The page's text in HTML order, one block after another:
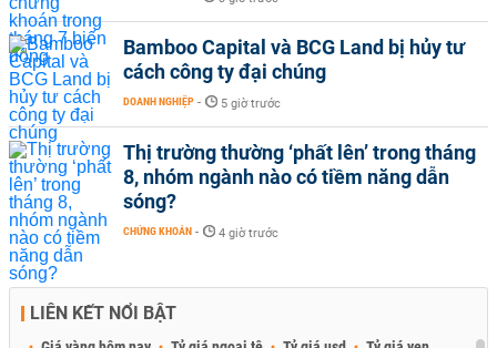
Bamboo Capital và BCG Land bị hủy tư
cách công ty đại chúng
DOANH NGHIỆP - 5 giờ trước
Thị trường thường ‘phất lên’ trong tháng
8, nhóm ngành nào có tiềm năng dẫn
sóng?
CHỨNG KHOÁN - 4 giờ trước
LIÊN KẾT NỔI BẬT